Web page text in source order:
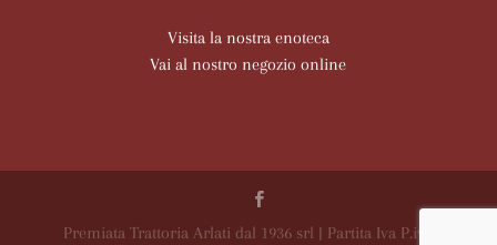
Visita la nostra enoteca
Vai al nostro negozio online
Premiata Trattoria Arlati dal 1936 srl | Partita Iva P.iva